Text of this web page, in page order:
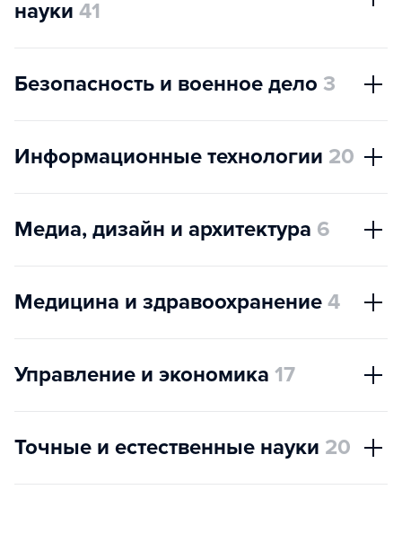
науки 41
Безопасность и военное дело 3
Информационные технологии 20
Медиа, дизайн и архитектура 6
Медицина и здравоохранение 4
Управление и экономика 17
Точные и естественные науки 20